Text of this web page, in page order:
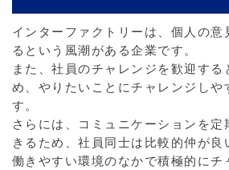
インターファクトリーは、個人の意
るという風潮がある企業です。
また、社員のチャレンジを歓迎する
め、やりたいことにチャレンジしや
す。
さらには、コミュニケーションを
きるため、社員同士は比較的仲が良
働きやすい環境のなかで積極的にチ